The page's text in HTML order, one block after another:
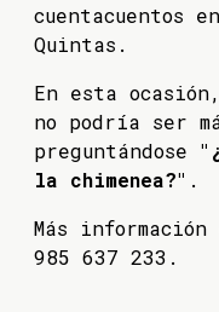
cuentacuentos
Quintas.
En esta
no podría ser
preguntándose
la chimenea?" .
Más
985 637 233.